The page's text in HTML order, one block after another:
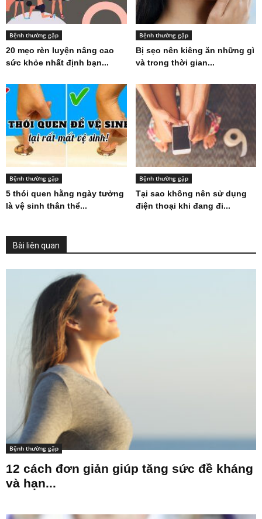
Bệnh thường gặp
20 mẹo rèn luyện nâng cao
sức khỏe nhất định bạn...
Bệnh thường gặp
Bị sẹo nên kiêng ăn những gì
và trong thời gian...
Bệnh thường gặp
5 thói quen hằng ngày tưởng
là vệ sinh thân thể...
Bệnh thường gặp
Tại sao không nên sử dụng
điện thoại khi đang đi...
Bài liên quan
Bệnh thường gặp
12 cách đơn giản giúp tăng sức đề kháng
và hạn...